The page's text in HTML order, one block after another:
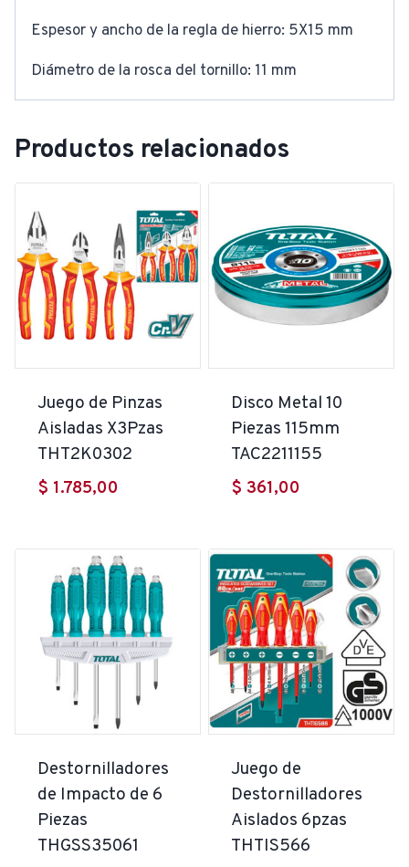
Espesor y ancho de la regla de hierro: 5X15 mm
Diámetro de la rosca del tornillo: 11 mm
Productos relacionados
Juego de Pinzas
Aisladas X3Pzas
THT2K0302
$ 1.785,00
Disco Metal 10
Piezas 115mm
TAC2211155
$ 361,00
Destornilladores
de Impacto de 6
Piezas
THGSS35061
Juego de
Destornilladores
Aislados 6pzas
THTIS566